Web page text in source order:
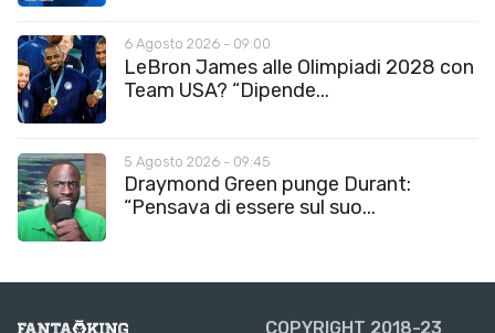
6 Agosto 2026 - 09:00
LeBron James alle Olimpiadi 2028 con
Team USA? “Dipende...
5 Agosto 2026 - 09:45
Draymond Green punge Durant:
“Pensava di essere sul suo...
COPYRIGHT 2018-23